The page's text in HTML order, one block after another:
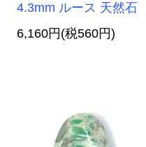
4.3mm ルース 天然石
6,160円(税560円)